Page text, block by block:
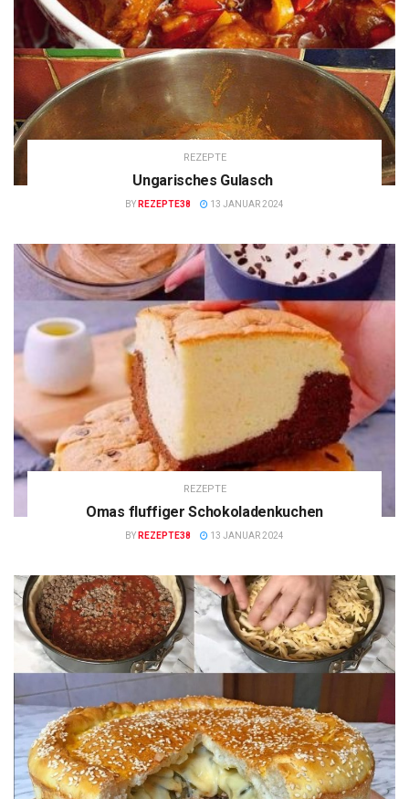
REZEPTE
Ungarisches Gulasch
BY REZEPTE38 13 JANUAR 2024
REZEPTE
Omas fluffiger Schokoladenkuchen
BY REZEPTE38 13 JANUAR 2024